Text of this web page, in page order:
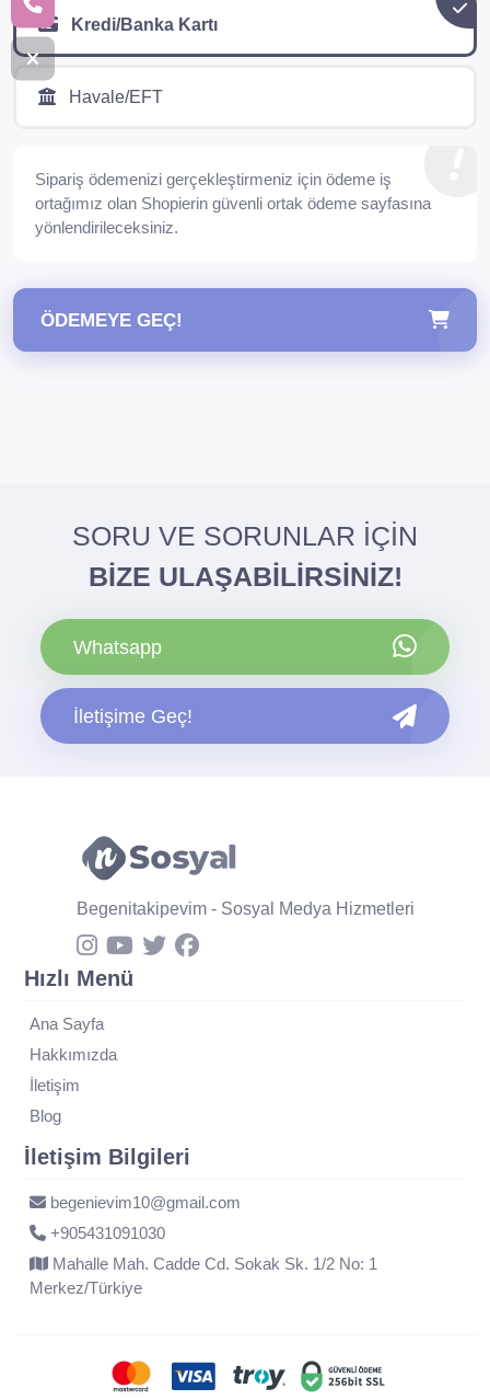
Kredi/Banka Kartı
Havale/EFT
Sipariş ödemenizi gerçekleştirmeniz için ödeme iş
ortağımız olan Shopierin güvenli ortak ödeme sayfasına
yönlendirileceksiniz.
ÖDEMEYE GEÇ!
SORU VE SORUNLAR İÇİN
BİZE ULAŞABİLİRSİNİZ!
Whatsapp
İletişime Geç!
Begenitakipevim - Sosyal Medya Hizmetleri
Hızlı Menü
Ana Sayfa
Hakkımızda
İletişim
Blog
İletişim Bilgileri
begenievim10@gmail.com
+905431091030
Mahalle Mah. Cadde Cd. Sokak Sk. 1/2 No: 1
Merkez/Türkiye